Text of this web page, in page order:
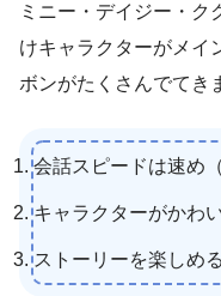
ミニー・デイジー・ク
けキャラクターがメイ
ボンがたくさんでてき
会話スピードは速め
キャラクターがかわ
ストーリーを楽しめる